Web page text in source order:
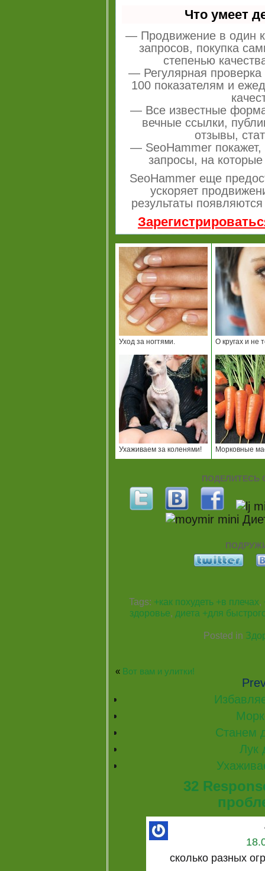
Что умеет
— Продвижение в один
запросов, покупка
степенью
— Регулярная проверка
100 показателям и
— Все известные
вечные ссылки,
отзывы,
— SeoHammer покажет,
запросы, на
SeoHammer еще
ускоряет
результаты
Уход за ногтями. О кругах и не
Ухаживаем за коленями! Морковные
ПОДЕЛИТЕСЬ
Tags: +как похудеть +в плечах,
здоровье, диета +для
Posted in
« Вот вам и улитки!
Станем
Лук
32
сколько разных